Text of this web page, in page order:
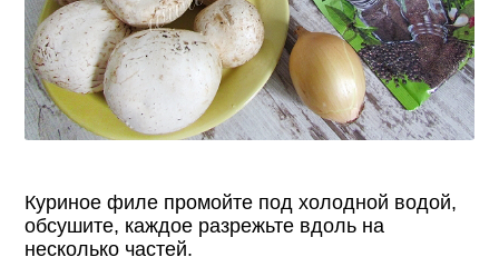
Куриное филе промойте под холодной водой,
обсушите, каждое разрежьте вдоль на
несколько частей.